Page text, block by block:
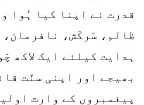
قدرت نے اپنا کیا ہُوا
ظالم، سَرکَش،
ہدایت کیلئے ایک لاکھ
بھیجے اور اپنی سنّت
پیغمبروں کے وارث